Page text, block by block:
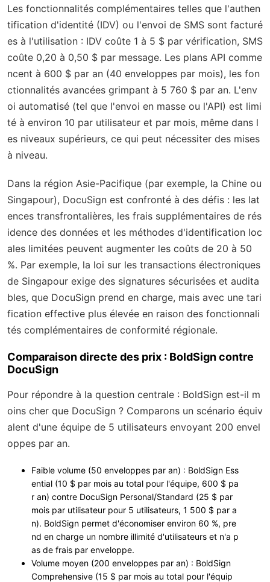
Les fonctionnalités complémentaires telles que l'authen
tification d'identité (IDV) ou l'envoi de SMS sont facturé
es à l'utilisation : IDV coûte 1 à 5 $ par vérification, SMS
coûte 0,20 à 0,50 $ par message. Les plans API comme
ncent à 600 $ par an (40 enveloppes par mois), les fon
ctionnalités avancées grimpant à 5 760 $ par an. L'env
oi automatisé (tel que l'envoi en masse ou l'API) est limi
té à environ 10 par utilisateur et par mois, même dans l
es niveaux supérieurs, ce qui peut nécessiter des mises
à niveau.
Dans la région Asie-Pacifique (par exemple, la Chine ou
Singapour), DocuSign est confronté à des défis : les lat
ences transfrontalières, les frais supplémentaires de rés
idence des données et les méthodes d'identification loc
ales limitées peuvent augmenter les coûts de 20 à 50
%. Par exemple, la loi sur les transactions électroniques
de Singapour exige des signatures sécurisées et audita
bles, que DocuSign prend en charge, mais avec une tari
fication effective plus élevée en raison des fonctionnali
tés complémentaires de conformité régionale.
Comparaison directe des prix : BoldSign contre
DocuSign
Pour répondre à la question centrale : BoldSign est-il m
oins cher que DocuSign ? Comparons un scénario équiv
alent d'une équipe de 5 utilisateurs envoyant 200 envel
oppes par an.
Faible volume (50 enveloppes par an) : BoldSign Ess
ential (10 $ par mois au total pour l'équipe, 600 $ pa
r an) contre DocuSign Personal/Standard (25 $ par
mois par utilisateur pour 5 utilisateurs, 1 500 $ par a
n). BoldSign permet d'économiser environ 60 %, pre
nd en charge un nombre illimité d'utilisateurs et n'a p
as de frais par enveloppe.
Volume moyen (200 enveloppes par an) : BoldSign
Comprehensive (15 $ par mois au total pour l'équip